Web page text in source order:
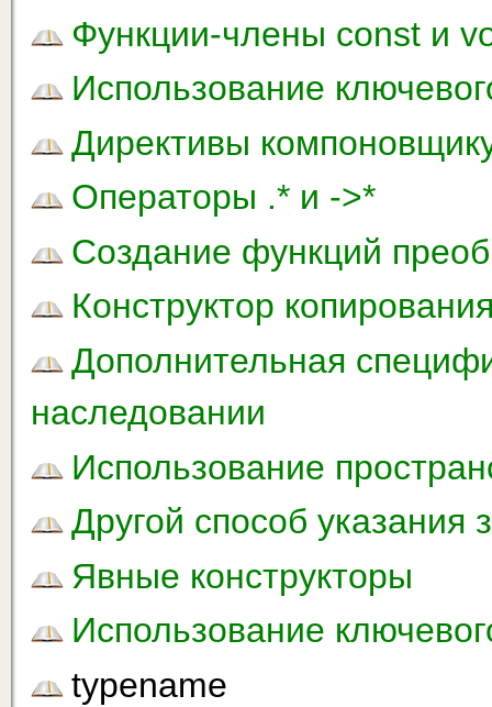
Функции-члены const и
Использование
Директивы
Операторы .* и ->*
Создание функций
Конструктор
Дополнительная
наследовании
Использование
Другой способ указания
Явные конструкторы
Использование
typename